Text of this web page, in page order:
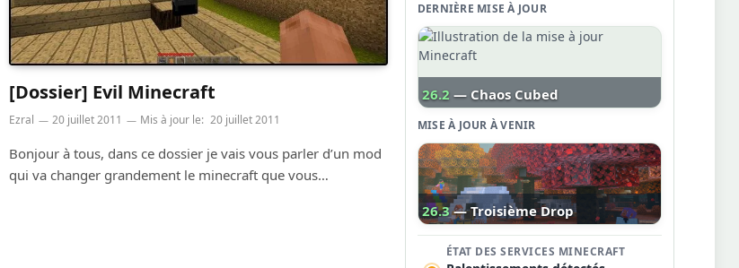
[Dossier] Evil Minecraft
Ezral 20 juillet 2011 Mis à jour le: 20 juillet 2011
Bonjour à tous, dans ce dossier je vais vous parler d’un mod
qui va changer grandement le minecraft que vous…
DERNIÈRE MISE À JOUR
26.2 — Chaos Cubed
MISE À JOUR À VENIR
26.3 — Troisième Drop
ÉTAT DES SERVICES MINECRAFT